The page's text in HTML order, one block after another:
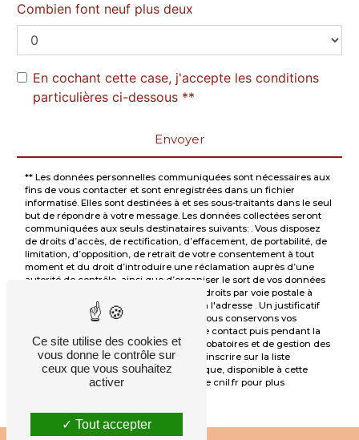
Combien font neuf plus deux
En cochant cette case, j'accepte les conditions
particulières ci-dessous **
Envoyer
** Les données personnelles communiquées sont nécessaires aux
fins de vous contacter et sont enregistrées dans un fichier
informatisé. Elles sont destinées à et ses sous-traitants dans le seul
but de répondre à votre message. Les données collectées seront
communiquées aux seuls destinataires suivants: . Vous disposez
de droits d’accès, de rectification, d’effacement, de portabilité, de
limitation, d’opposition, de retrait de votre consentement à tout
moment et du droit d’introduire une réclamation auprès d’une
autorité de contrôle, ainsi que d’organiser le sort de vos données
post-mortem. Vous pouvez exercer ces droits par voie postale à
l'adresse ou par courrier électronique à l'adresse . Un justificatif
d'identité pourra vous être demandé. Nous conservons vos
données pendant la période de prise de contact puis pendant la
durée de prescription légale aux fins probatoires et de gestion des
contentieux. Vous avez le droit de vous inscrire sur la liste
d'opposition au démarchage téléphonique, disponible à cette
Bloctel.gouv.fr
. Consultez le site cnil.fr pour plus
Ce site utilise des cookies et
vous donne le contrôle sur
ceux que vous souhaitez
activer
Tout accepter